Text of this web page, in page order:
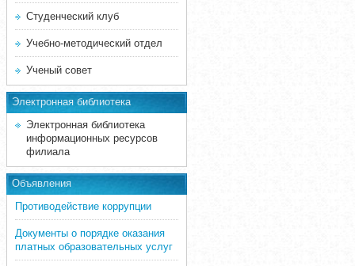
Студенческий клуб
Учебно-методический отдел
Ученый совет
Электронная библиотека
Электронная библиотека
информационных ресурсов
филиала
Объявления
Противодействие коррупции
Документы о порядке оказания
платных образовательных услуг